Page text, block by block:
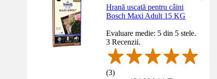
Hrană uscată pentru câini
Bosch Maxi Adult 15 KG
Evaluare medie: 5 din 5 stele.
3 Recenzii.
(3)